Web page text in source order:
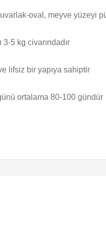
oval, meyve yüzeyi
3-5 kg civarındadır
lifsiz bir yapıya sahiptir
ortalama 80-100 gündür